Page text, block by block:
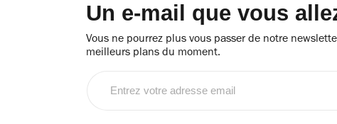
Un e-mail que vous
Vous ne pourrez plus vous passer de notre
meilleurs plans du moment.